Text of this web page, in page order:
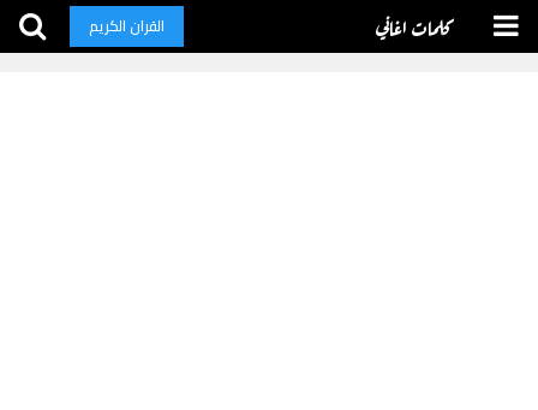
كلمات اغاني القران الكريم